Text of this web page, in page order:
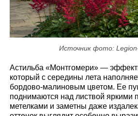
Источник фото:
Астильба «Монтгомери» —
который с середины лета
бордово-малиновым цветом. Ее
поднимаются над листвой яркими
метелками и заметны даже